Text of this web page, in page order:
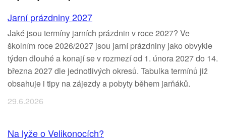
Jarní prázdniny 2027
Jaké jsou termíny jarních prázdnin v roce 2027? Ve
školním roce 2026/2027 jsou jarní prázdniny jako obvykle
týden dlouhé a konají se v rozmezí od 1. února 2027 do 14.
března 2027 dle jednotlivých okresů. Tabulka termínů již
obsahuje i tipy na zájezdy a pobyty během jarňáků.
29.6.2026
Na lyže o Velikonocích?